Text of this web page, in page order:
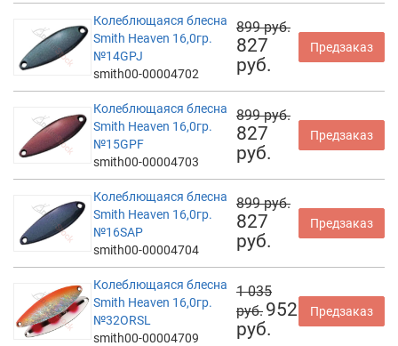
Колеблющаяся блесна
Smith Heaven 16,0гр.
№14GPJ
smith00-00004702
899 руб.
827
руб.
Предзаказ
Колеблющаяся блесна
Smith Heaven 16,0гр.
№15GPF
smith00-00004703
899 руб.
827
руб.
Предзаказ
Колеблющаяся блесна
Smith Heaven 16,0гр.
№16SAP
smith00-00004704
899 руб.
827
руб.
Предзаказ
Колеблющаяся блесна
Smith Heaven 16,0гр.
№32ORSL
smith00-00004709
1 035
руб. 952
руб.
Предзаказ